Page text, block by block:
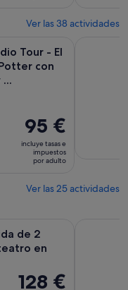
por
adulto
Ver las 38 actividades
Tour - El
con
El
precio
es
de
por
95 €
incluye tasas e
impuestos
por adulto
Ver las 25 actividades
de 2
en
El
128 €